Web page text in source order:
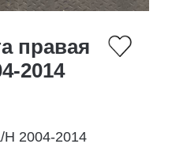
правая
2014
H 2004-2014